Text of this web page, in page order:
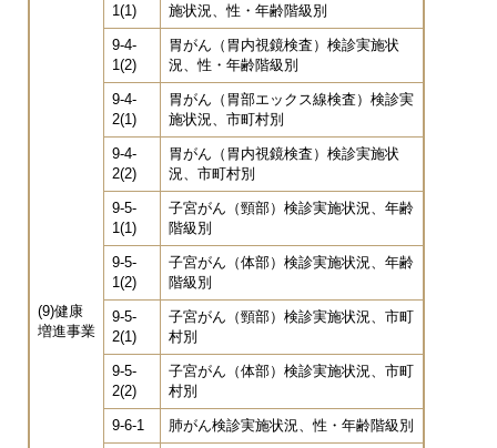
(9)健康
増進事業
1(1)
施状況、性・年齢階級別
9-4-
1(2)
胃がん（胃内視鏡検査）検診実施状
況、性・年齢階級別
9-4-
2(1)
胃がん（胃部エックス線検査）検診実
施状況、市町村別
9-4-
2(2)
胃がん（胃内視鏡検査）検診実施状
況、市町村別
9-5-
1(1)
子宮がん（頸部）検診実施状況、年齢
階級別
9-5-
1(2)
子宮がん（体部）検診実施状況、年齢
階級別
9-5-
2(1)
子宮がん（頸部）検診実施状況、市町
村別
9-5-
2(2)
子宮がん（体部）検診実施状況、市町
村別
9-6-1 肺がん検診実施状況、性・年齢階級別